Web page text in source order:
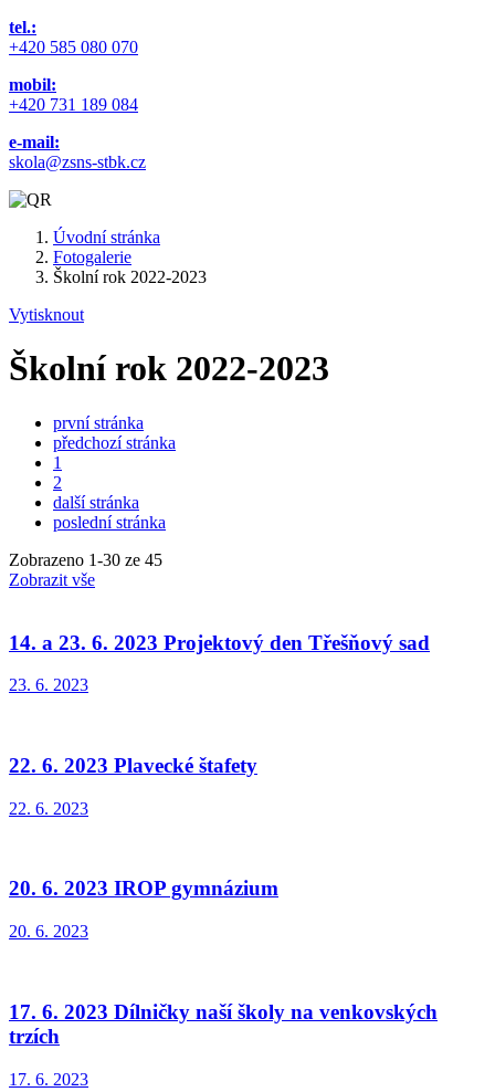
tel.:
+420 585 080 070
mobil:
+420 731 189 084
e-mail:
skola@zsns-stbk.cz
Úvodní stránka
Fotogalerie
Školní rok 2022-2023
Vytisknout
Školní rok 2022-2023
první stránka
předchozí stránka
1
2
další stránka
poslední stránka
Zobrazeno 1-30 ze 45
Zobrazit vše
14. a 23. 6. 2023 Projektový den Třešňový sad
23. 6. 2023
22. 6. 2023 Plavecké štafety
22. 6. 2023
20. 6. 2023 IROP gymnázium
20. 6. 2023
17. 6. 2023 Dílničky naší školy na venkovských
trzích
17. 6. 2023